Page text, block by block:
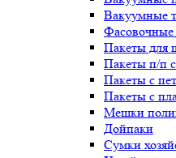
Вакуумные
Фасовочные
Пакеты для
Пакеты п/п
Пакеты с
Пакеты с
Мешки
Дойпаки
Сумки